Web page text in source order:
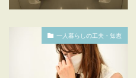
一人暮らしの工夫・知恵